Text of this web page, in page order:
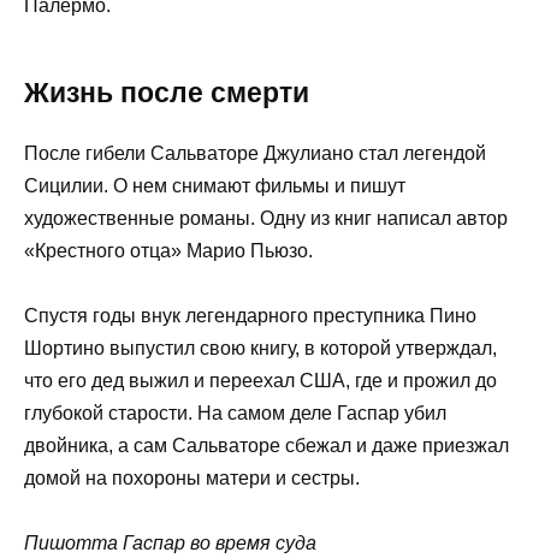
Палермо.
Жизнь после смерти
После гибели Сальваторе Джулиано стал легендой
Сицилии. О нем снимают фильмы и пишут
художественные романы. Одну из книг написал автор
«Крестного отца» Марио Пьюзо.
Спустя годы внук легендарного преступника Пино
Шортино выпустил свою книгу, в которой утверждал,
что его дед выжил и переехал США, где и прожил до
глубокой старости. На самом деле Гаспар убил
двойника, а сам Сальваторе сбежал и даже приезжал
домой на похороны матери и сестры.
Пишотта Гаспар во время суда